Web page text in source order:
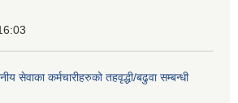
सेवाका कर्मचारीहरुको तहवृद्धी/बढुवा सम्बन्धी